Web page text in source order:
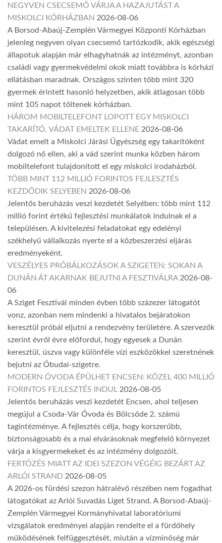
NEGYVEN CSECSEMŐ VÁRJA A HAZAJUTÁST A
MISKOLCI KÓRHÁZBAN 2026-08-06
A Borsod-Abaúj-Zemplén Vármegyei Központi Kórházban
jelenleg negyven olyan csecsemő tartózkodik, akik egészségi
állapotuk alapján már elhagyhatnák az intézményt, azonban
családi vagy gyermekvédelmi okok miatt továbbra is kórházi
ellátásban maradnak. Országos szinten több mint 320
gyermek érintett hasonló helyzetben, akik átlagosan több
mint 105 napot töltenek kórházban.
HÁROM MOBILTELEFONT LOPOTT EGY MISKOLCI
TAKARÍTÓ, VÁDAT EMELTEK ELLENE 2026-08-06
Vádat emelt a Miskolci Járási Ügyészség egy takarítóként
dolgozó nő ellen, aki a vád szerint munka közben három
mobiltelefont tulajdonított el egy miskolci irodaházból.
TÖBB MINT 112 MILLIÓ FORINTOS FEJLESZTÉS
KEZDŐDIK SELYEBEN 2026-08-06
Jelentős beruházás veszi kezdetét Selyében: több mint 112
millió forint értékű fejlesztési munkálatok indulnak el a
településen. A kivitelezési feladatokat egy edelényi
székhelyű vállalkozás nyerte el a közbeszerzési eljárás
eredményeként.
VESZÉLYES PRÓBÁLKOZÁSOK A SZIGETEN: SOKAN A
DUNÁN ÁT AKARNAK BEJUTNI A FESZTIVÁLRA 2026-08-
06
A Sziget Fesztivál minden évben több százezer látogatót
vonz, azonban nem mindenki a hivatalos bejáratokon
keresztül próbál eljutni a rendezvény területére. A szervezők
szerint évről évre előfordul, hogy egyesek a Dunán
keresztül, úszva vagy különféle vízi eszközökkel szeretnének
bejutni az Óbudai-szigetre.
MODERN ÓVODA ÉPÜLHET ENCSEN: KÖZEL 400 MILLIÓ
FORINTOS FEJLESZTÉS INDUL 2026-08-05
Jelentős beruházás veszi kezdetét Encsen, ahol teljesen
megújul a Csoda-Vár Óvoda és Bölcsőde 2. számú
tagintézménye. A fejlesztés célja, hogy korszerűbb,
biztonságosabb és a mai elvárásoknak megfelelő környezet
várja a kisgyermekeket és az intézmény dolgozóit.
FERTŐZÉS MIATT AZ IDEI SZEZON VÉGÉIG BEZÁRT AZ
ARLÓI STRAND 2026-08-05
A 2026-os fürdési szezon hátralévő részében nem fogadhat
látogatókat az Arlói Suvadás Liget Strand. A Borsod-Abaúj-
Zemplén Vármegyei Kormányhivatal laboratóriumi
vizsgálatok eredményei alapján rendelte el a fürdőhely
működésének felfüggesztését, miután a vízminőség már